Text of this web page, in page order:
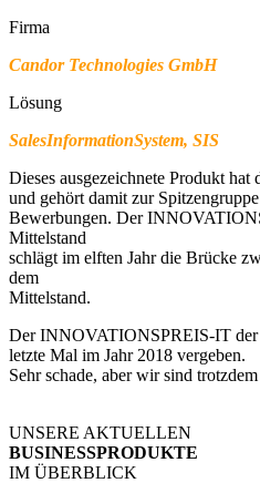
Firma
Candor Technologies GmbH
Lösung
SalesInformationSystem, SIS
Dieses ausgezeichnete Produkt hat
und gehört damit zur
Bewerbungen. Der
Mittelstand
schlägt im elften Jahr die Brücke
dem
Mittelstand.
Der INNOVATIONSPREIS-IT der
letzte Mal im Jahr 2018 vergeben.
Sehr schade, aber wir sind
UNSERE AKTUELLEN
BUSINESSPRODUKTE
IM ÜBERBLICK